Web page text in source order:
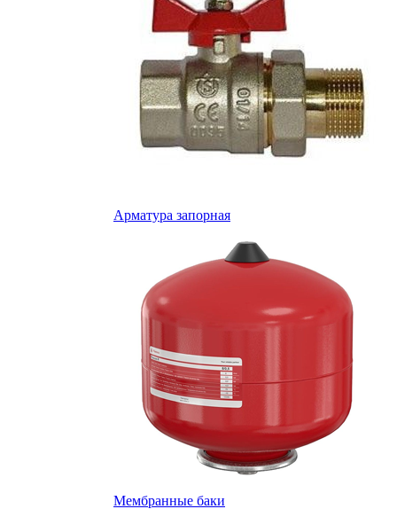
Арматура запорная
Мембранные баки